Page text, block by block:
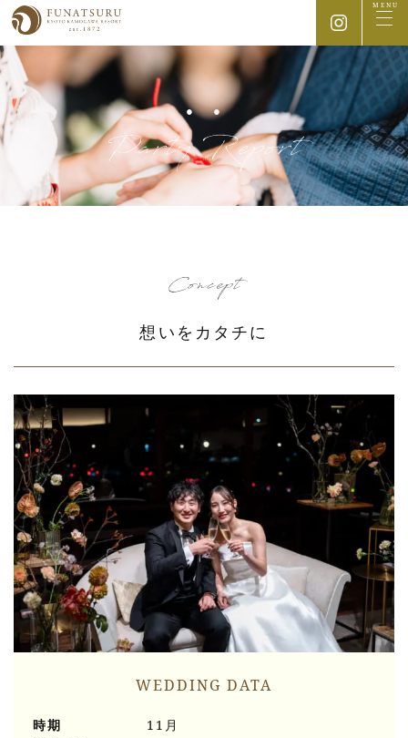
MENU
Party Report
Concept
想いをカタチに
WEDDING DATA
時期
11月